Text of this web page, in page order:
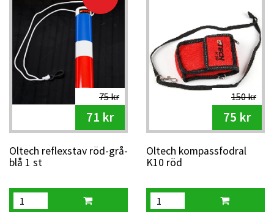
75 kr
71 kr
Oltech reflexstav röd-grå-
blå 1 st
150 kr
75 kr
Oltech kompassfodral
K10 röd